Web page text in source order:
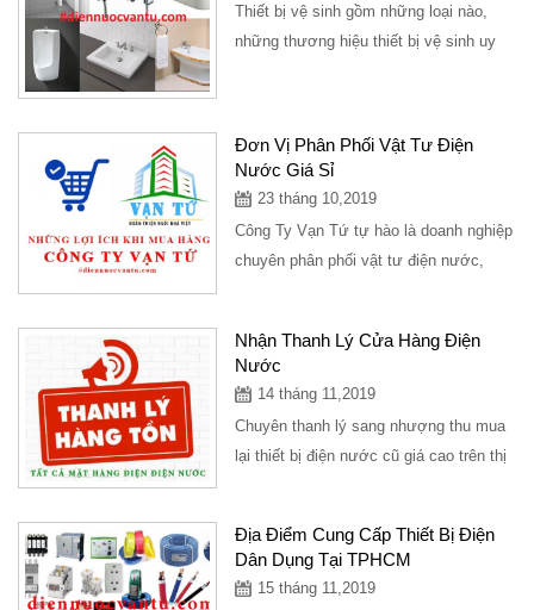
Thiết bị vệ sinh gồm những loại nào,
những thương hiệu thiết bị vệ sinh uy
Đơn Vị Phân Phối Vật Tư Điện
Nước Giá Sỉ
23 tháng 10,2019
Công Ty Vạn Tứ tự hào là doanh nghiệp
chuyên phân phối vật tư điện nước,
Nhận Thanh Lý Cửa Hàng Điện
Nước
14 tháng 11,2019
Chuyên thanh lý sang nhượng thu mua
lại thiết bị điện nước cũ giá cao trên thị
Địa Điểm Cung Cấp Thiết Bị Điện
Dân Dụng Tại TPHCM
15 tháng 11,2019